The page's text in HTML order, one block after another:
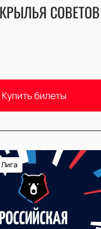
СОВЕТОВ
Купить билеты